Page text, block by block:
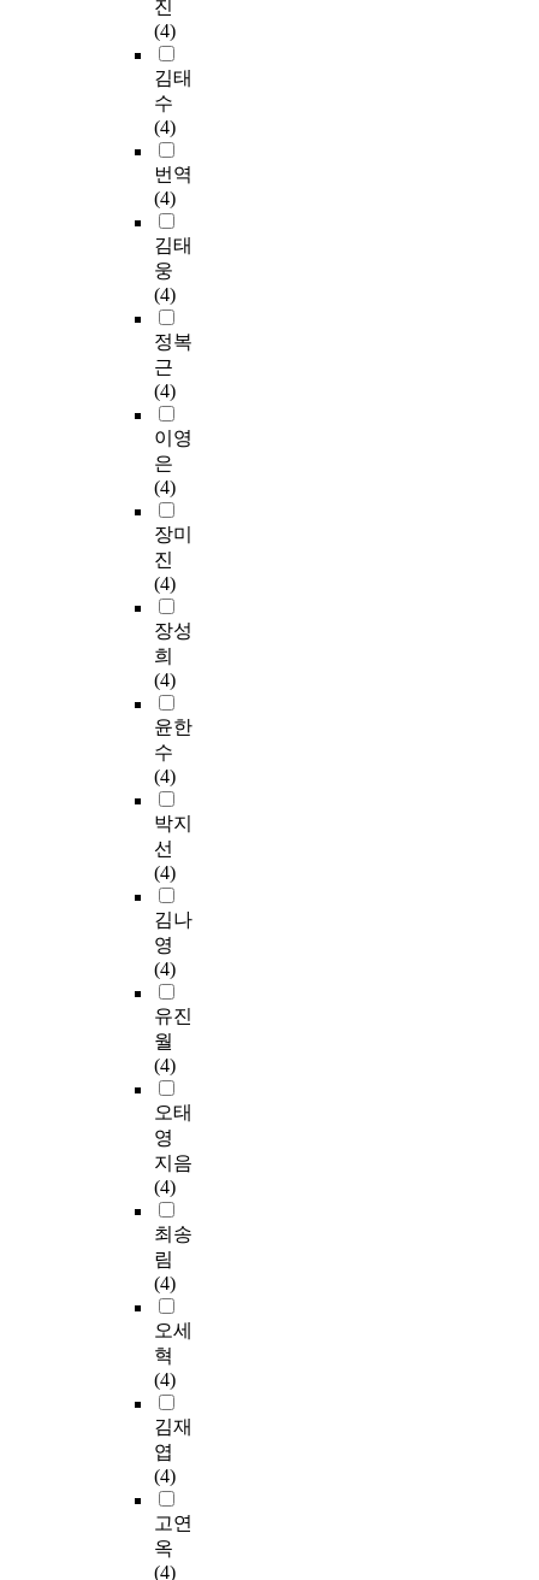
진
(4)
김태
수
(4)
번역
(4)
김태
웅
(4)
정복
근
(4)
이영
은
(4)
장미
진
(4)
장성
희
(4)
윤한
수
(4)
박지
선
(4)
김나
영
(4)
유진
월
(4)
오태
영
지음
(4)
최송
림
(4)
오세
혁
(4)
김재
엽
(4)
고연
옥
(4)